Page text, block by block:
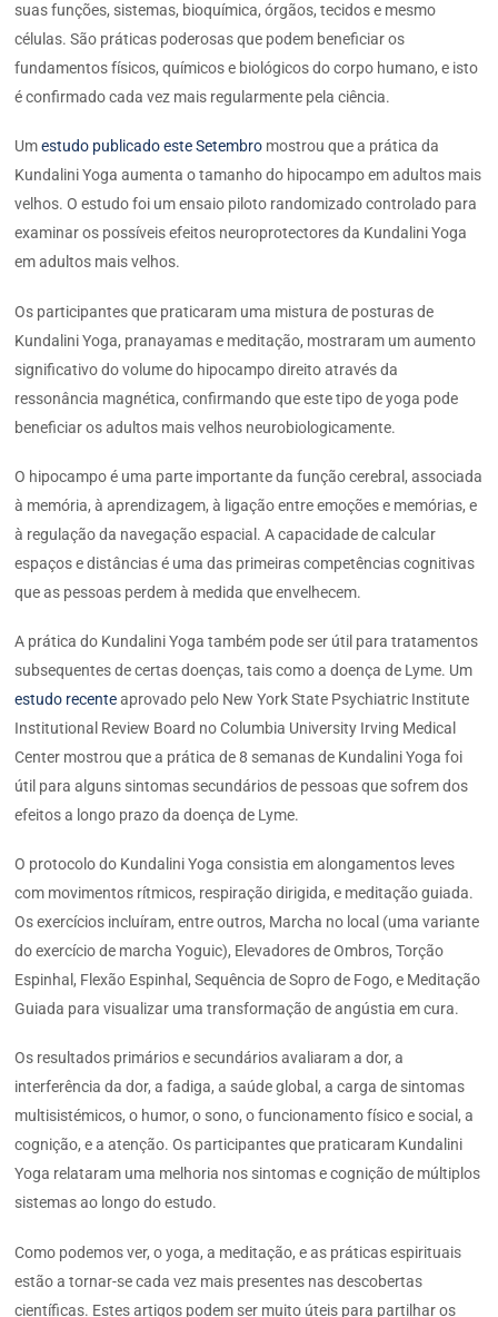
suas funções, sistemas, bioquímica, órgãos, tecidos e mesmo
células. São práticas poderosas que podem beneficiar os
fundamentos físicos, químicos e biológicos do corpo humano, e isto
é confirmado cada vez mais regularmente pela ciência.
Umestudo publicado este Setembro mostrou que a prática da
Kundalini Yoga aumenta o tamanho do hipocampo em adultos mais
velhos. O estudo foi um ensaio piloto randomizado controlado para
examinar os possíveis efeitos neuroprotectores da Kundalini Yoga
em adultos mais velhos.
Os participantes que praticaram uma mistura de posturas de
Kundalini Yoga, pranayamas e meditação, mostraram um aumento
significativo do volume do hipocampo direito através da
ressonância magnética, confirmando que este tipo de yoga pode
beneficiar os adultos mais velhos neurobiologicamente.
O hipocampo é uma parte importante da função cerebral, associada
à memória, à aprendizagem, à ligação entre emoções e memórias, e
à regulação da navegação espacial. A capacidade de calcular
espaços e distâncias é uma das primeiras competências cognitivas
que as pessoas perdem à medida que envelhecem.
A prática do Kundalini Yoga também pode ser útil para tratamentos
subsequentes de certas doenças, tais como a doença de Lyme. Um
estudo recenteaprovado pelo New York State Psychiatric Institute
Institutional Review Board no Columbia University Irving Medical
Center mostrou que a prática de 8 semanas de Kundalini Yoga foi
útil para alguns sintomas secundários de pessoas que sofrem dos
efeitos a longo prazo da doença de Lyme.
O protocolo do Kundalini Yoga consistia em alongamentos leves
com movimentos rítmicos, respiração dirigida, e meditação guiada.
Os exercícios incluíram, entre outros, Marcha no local (uma variante
do exercício de marcha Yoguic), Elevadores de Ombros, Torção
Espinhal, Flexão Espinhal, Sequência de Sopro de Fogo, e Meditação
Guiada para visualizar uma transformação de angústia em cura.
Os resultados primários e secundários avaliaram a dor, a
interferência da dor, a fadiga, a saúde global, a carga de sintomas
multisistémicos, o humor, o sono, o funcionamento físico e social, a
cognição, e a atenção. Os participantes que praticaram Kundalini
Yoga relataram uma melhoria nos sintomas e cognição de múltiplos
sistemas ao longo do estudo.
Como podemos ver, o yoga, a meditação, e as práticas espirituais
estão a tornar-se cada vez mais presentes nas descobertas
científicas. Estes artigos podem ser muito úteis para partilhar os